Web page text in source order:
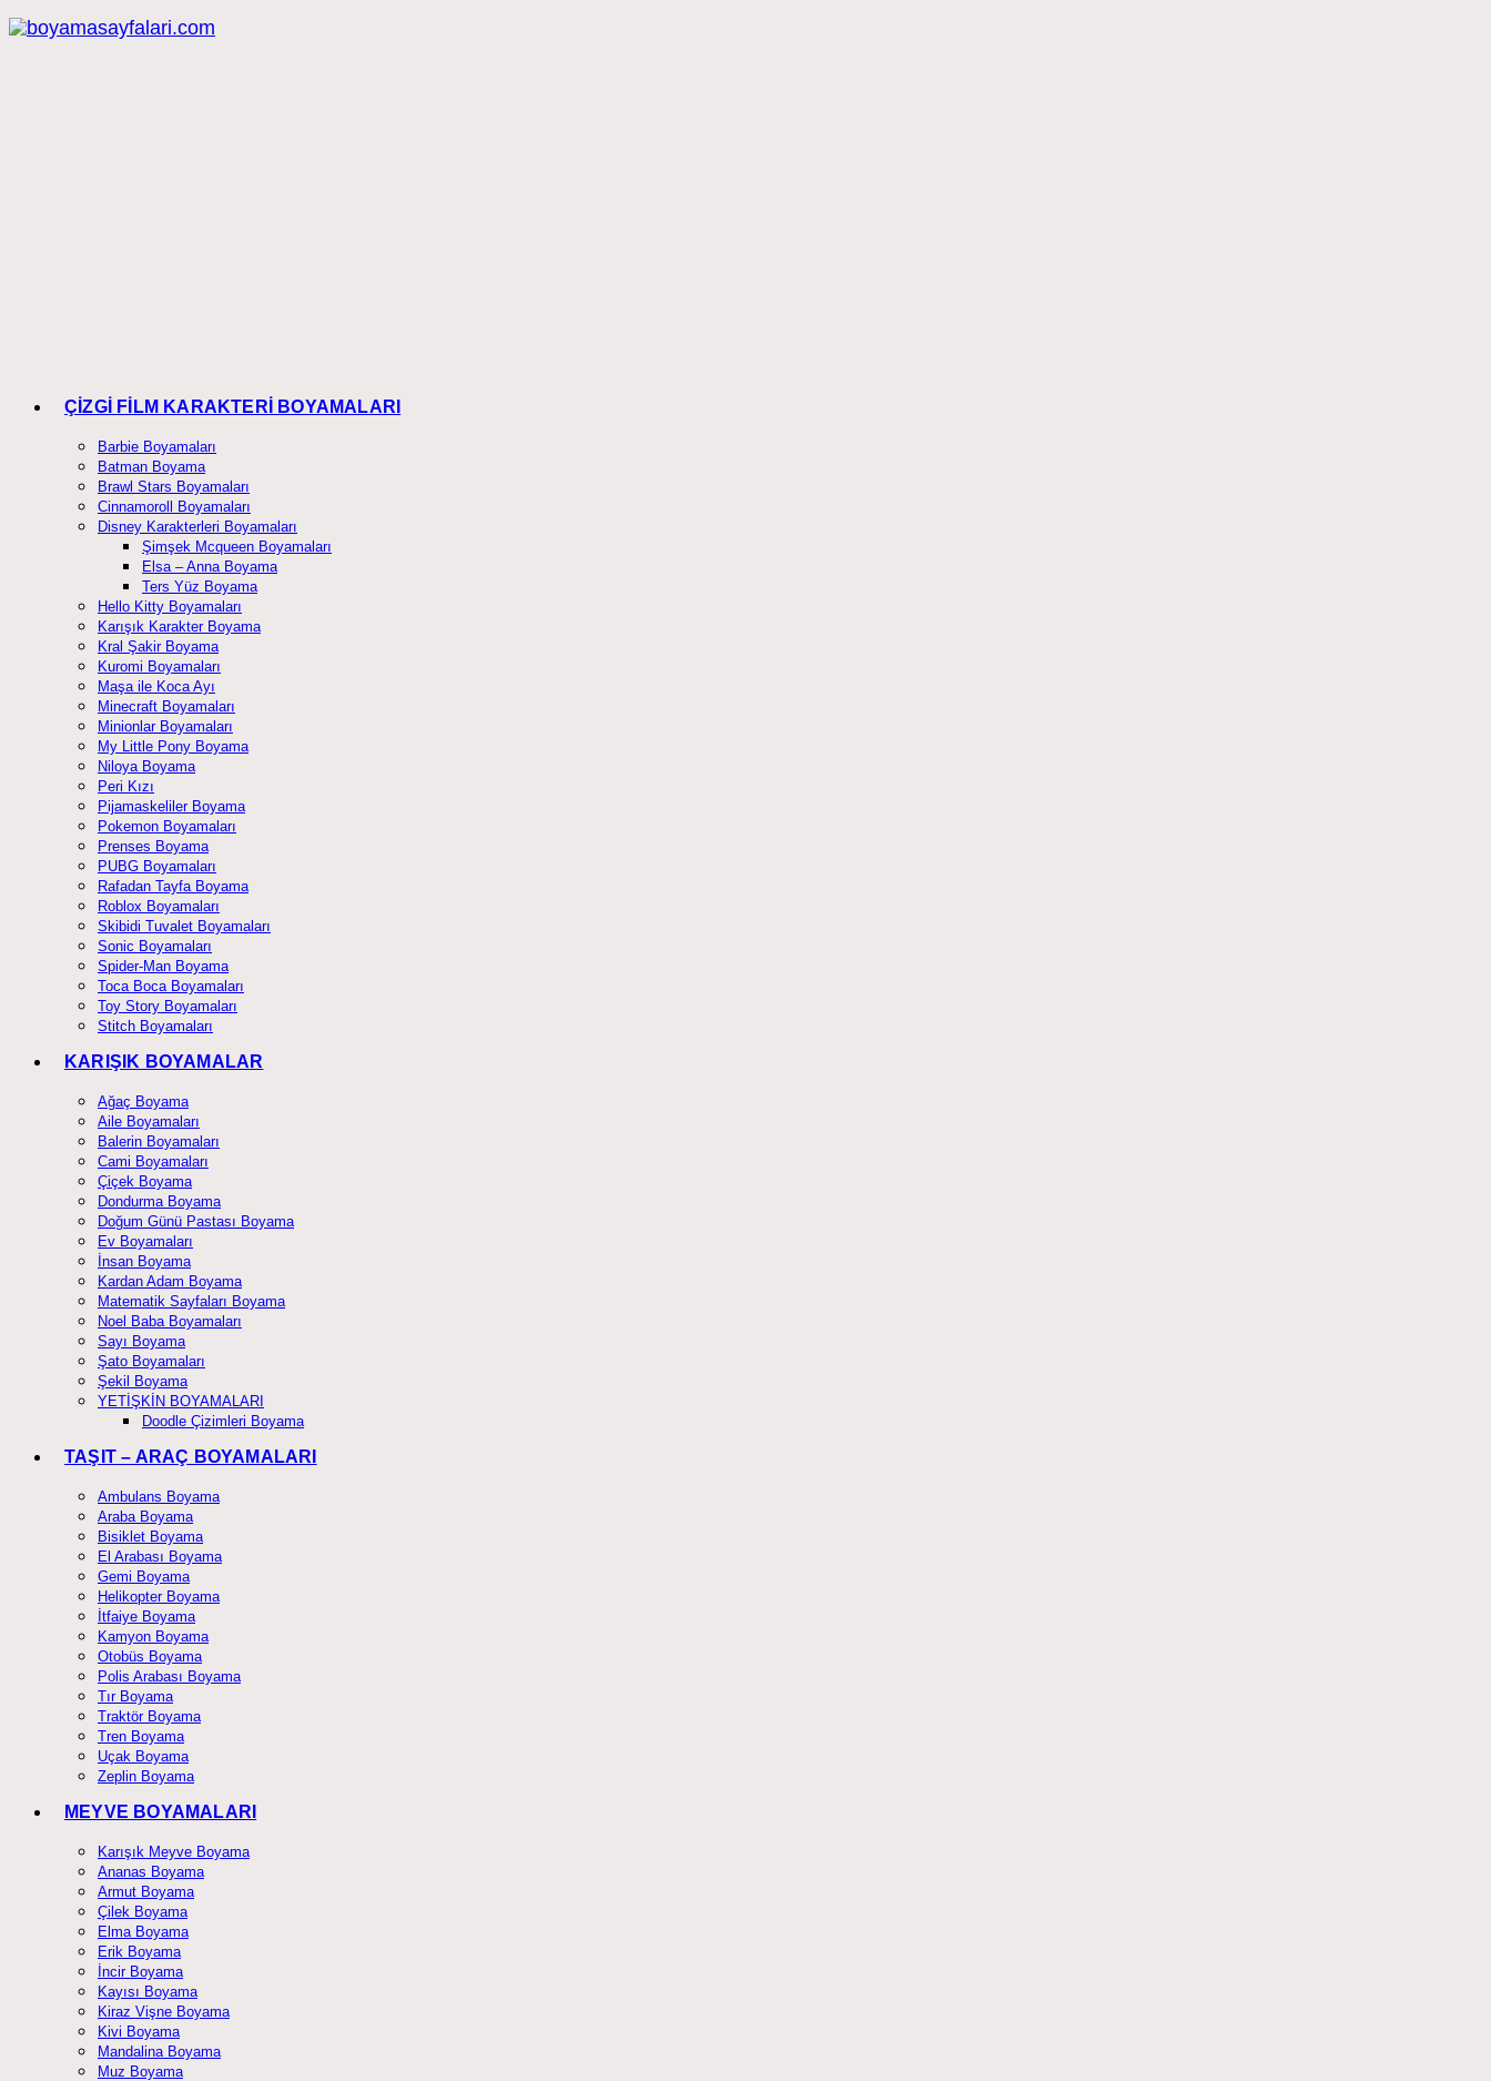
Skip
to
ÇİZGİ FİLM KARAKTERİ BOYAMALARI
Barbie Boyamaları
Batman Boyama
Brawl Stars Boyamaları
Cinnamoroll Boyamaları
Disney Karakterleri Boyamaları
Şimşek Mcqueen Boyamaları
Elsa – Anna Boyama
Ters Yüz Boyama
Hello Kitty Boyamaları
Karışık Karakter Boyama
Kral Şakir Boyama
Kuromi Boyamaları
Maşa ile Koca Ayı
Minecraft Boyamaları
Minionlar Boyamaları
My Little Pony Boyama
Niloya Boyama
Peri Kızı
Pijamaskeliler Boyama
Pokemon Boyamaları
Prenses Boyama
PUBG Boyamaları
Rafadan Tayfa Boyama
Roblox Boyamaları
Skibidi Tuvalet Boyamaları
Sonic Boyamaları
Spider-Man Boyama
Toca Boca Boyamaları
Toy Story Boyamaları
Stitch Boyamaları
KARIŞIK BOYAMALAR
Ağaç Boyama
Aile Boyamaları
Balerin Boyamaları
Cami Boyamaları
Çiçek Boyama
Dondurma Boyama
Doğum Günü Pastası Boyama
Ev Boyamaları
İnsan Boyama
Kardan Adam Boyama
Matematik Sayfaları Boyama
Noel Baba Boyamaları
Sayı Boyama
Şato Boyamaları
Şekil Boyama
YETİŞKİN BOYAMALARI
Doodle Çizimleri Boyama
TAŞIT – ARAÇ BOYAMALARI
Ambulans Boyama
Araba Boyama
Bisiklet Boyama
El Arabası Boyama
Gemi Boyama
Helikopter Boyama
İtfaiye Boyama
Kamyon Boyama
Otobüs Boyama
Polis Arabası Boyama
Tır Boyama
Traktör Boyama
Tren Boyama
Uçak Boyama
Zeplin Boyama
MEYVE BOYAMALARI
Karışık Meyve Boyama
Ananas Boyama
Armut Boyama
Çilek Boyama
Elma Boyama
Erik Boyama
İncir Boyama
Kayısı Boyama
Kiraz Vişne Boyama
Kivi Boyama
Mandalina Boyama
Muz Boyama